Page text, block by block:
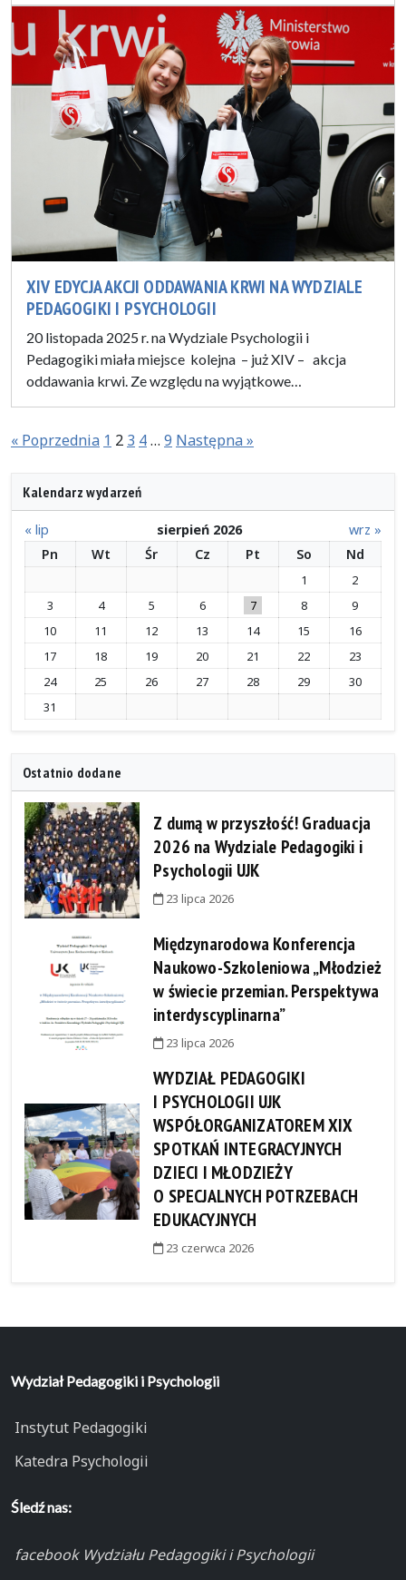
XIV EDYCJA AKCJI ODDAWANIA KRWI NA WYDZIALE
PEDAGOGIKI I PSYCHOLOGII
20 listopada 2025 r. na Wydziale Psychologii i
Pedagogiki miała miejsce kolejna – już XIV – akcja
oddawania krwi. Ze względu na wyjątkowe…
Stronicowanie
« Poprzednia 1 2 3 4… 9 Następna »
Kalendarz wydarzeń
« lip sierpień 2026
wrz »
Pn
Wt Śr Cz Pt So Nd
1
2
3
4 5 6 7 8
9
10
11 12 13 14 15
16
17
18 19 20 21 22
23
24
25 26 27 28 29
30
31
Ostatnio dodane
Z dumą w przyszłość! Graduacja
2026 na Wydziale Pedagogiki i
Psychologii UJK
23 lipca 2026
Międzynarodowa Konferencja
Naukowo-Szkoleniowa „Młodzież
w świecie przemian. Perspektywa
interdyscyplinarna”
23 lipca 2026
WYDZIAŁ PEDAGOGIKI
I PSYCHOLOGII UJK
WSPÓŁORGANIZATOREM XIX
SPOTKAŃ INTEGRACYJNYCH
DZIECI I MŁODZIEŻY
O SPECJALNYCH POTRZEBACH
EDUKACYJNYCH
23 czerwca 2026
Wydział Pedagogiki i Psychologii
Instytut Pedagogiki
Katedra Psychologii
Śledź nas:
facebook Wydziału Pedagogiki i Psychologii